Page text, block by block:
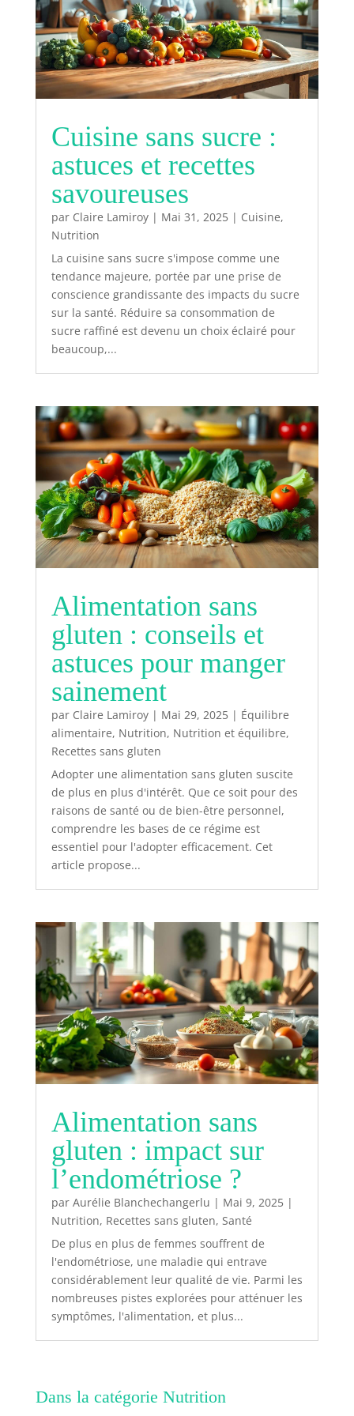
Cuisine sans sucre :
astuces et recettes
savoureuses
par Claire Lamiroy| Mai 31, 2025| Cuisine,
Nutrition
La cuisine sans sucre s'impose comme une
tendance majeure, portée par une prise de
conscience grandissante des impacts du sucre
sur la santé. Réduire sa consommation de
sucre raffiné est devenu un choix éclairé pour
beaucoup,...
Alimentation sans
gluten : conseils et
astuces pour manger
sainement
par Claire Lamiroy| Mai 29, 2025| Équilibre
alimentaire, Nutrition, Nutrition et équilibre,
Recettes sans gluten
Adopter une alimentation sans gluten suscite
de plus en plus d'intérêt. Que ce soit pour des
raisons de santé ou de bien-être personnel,
comprendre les bases de ce régime est
essentiel pour l'adopter efficacement. Cet
article propose...
Alimentation sans
gluten : impact sur
l’endométriose ?
par Aurélie Blanchechangerlu | Mai 9, 2025|
Nutrition, Recettes sans gluten, Santé
De plus en plus de femmes souffrent de
l'endométriose, une maladie qui entrave
considérablement leur qualité de vie. Parmi les
nombreuses pistes explorées pour atténuer les
symptômes, l'alimentation, et plus...
Dans la catégorie Nutrition